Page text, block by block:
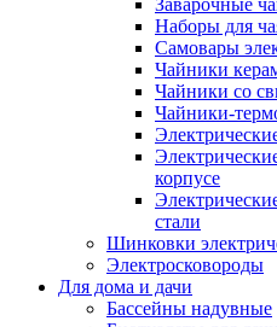
Заварочные
Наборы для
Самовары
Чайники
Чайники со
Чайники-
корпусе
стали
Шинковки
Электросковороды
Для дома и дачи
Бассейны надувные